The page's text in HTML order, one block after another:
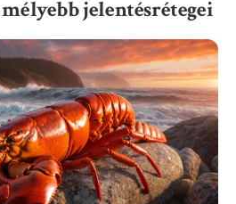
jelentésrétegei